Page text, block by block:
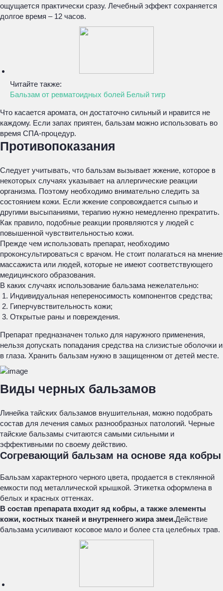
ощущается практически сразу. Лечебный эффект сохраняется
долгое время – 12 часов.
Читайте также:
Бальзам от ревматоидных болей Белый тигр
Что касается аромата, он достаточно сильный и нравится не
каждому. Если запах приятен, бальзам можно использовать во
время СПА-процедур.
Противопоказания
Следует учитывать, что бальзам вызывает жжение, которое в
некоторых случаях указывает на аллергические реакции
организма. Поэтому необходимо внимательно следить за
состоянием кожи. Если жжение сопровождается сыпью и
другими высыпаниями, терапию нужно немедленно прекратить.
Как правило, подобные реакции проявляются у людей с
повышенной чувствительностью кожи.
Прежде чем использовать препарат, необходимо
проконсультироваться с врачом. Не стоит полагаться на мнение
массажиста или людей, которые не имеют соответствующего
медицинского образования.
В каких случаях использование бальзама нежелательно:
Индивидуальная непереносимость компонентов средства;
Гиперчувствительность кожи;
Открытые раны и повреждения.
Препарат предназначен только для наружного применения,
нельзя допускать попадания средства на слизистые оболочки и
в глаза. Хранить бальзам нужно в защищенном от детей месте.
Виды черных бальзамов
Линейка тайских бальзамов внушительная, можно подобрать
состав для лечения самых разнообразных патологий. Черные
тайские бальзамы считаются самыми сильными и
эффективными по своему действию.
Согревающий бальзам на основе яда кобры
Бальзам характерного черного цвета, продается в стеклянной
емкости под металлической крышкой. Этикетка оформлена в
белых и красных оттенках.
В состав препарата входит яд кобры, а также элементы
кожи, костных тканей и внутреннего жира змеи.Действие
бальзама усиливают косовое мало и более ста целебных трав.